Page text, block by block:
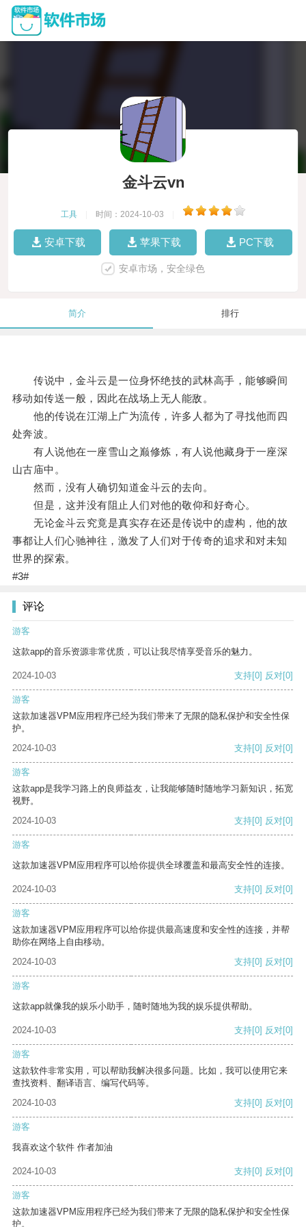
金斗云vn
工具 时间：2024-10-03
安卓下载 苹果下载 PC下载
安卓市场，安全绿色
简介 排行
传说中，金斗云是一位身怀绝技的武林高手，能够瞬间
移动如传送一般，因此在战场上无人能敌。
他的传说在江湖上广为流传，许多人都为了寻找他而四
处奔波。
有人说他在一座雪山之巅修炼，有人说他藏身于一座深
山古庙中。
然而，没有人确切知道金斗云的去向。
但是，这并没有阻止人们对他的敬仰和好奇心。
无论金斗云究竟是真实存在还是传说中的虚构，他的故
事都让人们心驰神往，激发了人们对于传奇的追求和对未知
世界的探索。
#3#
评论
游客
这款app的音乐资源非常优质，可以让我尽情享受音乐的魅力。
2024-10-03 支持[0] 反对[0]
游客
这款加速器VPM应用程序已经为我们带来了无限的隐私保护和安全性保
护。
2024-10-03
支持[0] 反对[0]
游客
这款app是我学习路上的良师益友，让我能够随时随地学习新知识，拓宽
视野。
2024-10-03
支持[0] 反对[0]
游客
这款加速器VPM应用程序可以给你提供全球覆盖和最高安全性的连接。
2024-10-03 支持[0] 反对[0]
游客
这款加速器VPM应用程序可以给你提供最高速度和安全性的连接，并帮
助你在网络上自由移动。
2024-10-03
支持[0] 反对[0]
游客
这款app就像我的娱乐小助手，随时随地为我的娱乐提供帮助。
2024-10-03 支持[0] 反对[0]
游客
这款软件非常实用，可以帮助我解决很多问题。比如，我可以使用它来
查找资料、翻译语言、编写代码等。
2024-10-03
支持[0] 反对[0]
游客
我喜欢这个软件 作者加油
2024-10-03 支持[0] 反对[0]
游客
这款加速器VPM应用程序已经为我们带来了无限的隐私保护和安全性保
护。